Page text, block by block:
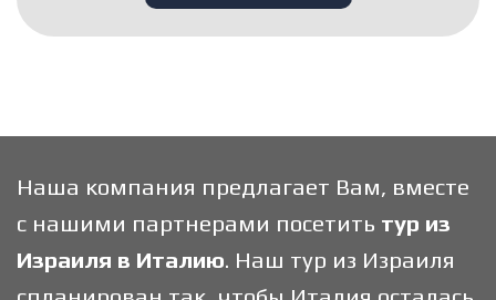
Наша компания предлагает Вам, вместе
с нашими партнерами посетить тур из
Израиля в Италию. Наш тур из Израиля